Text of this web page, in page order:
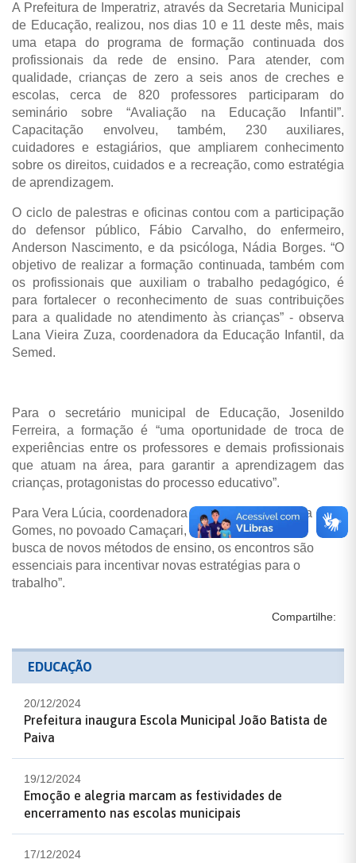
A Prefeitura de Imperatriz, através da Secretaria Municipal
de Educação, realizou, nos dias 10 e 11 deste mês, mais
uma etapa do programa de formação continuada dos
profissionais da rede de ensino. Para atender, com
qualidade, crianças de zero a seis anos de creches e
escolas, cerca de 820 professores participaram do
seminário sobre “Avaliação na Educação Infantil”.
Capacitação envolveu, também, 230 auxiliares,
cuidadores e estagiários, que ampliarem conhecimento
sobre os direitos, cuidados e a recreação, como estratégia
de aprendizagem.
O ciclo de palestras e oficinas contou com a participação
do defensor público, Fábio Carvalho, do enfermeiro,
Anderson Nascimento, e da psicóloga, Nádia Borges. “O
objetivo de realizar a formação continuada, também com
os profissionais que auxiliam o trabalho pedagógico, é
para fortalecer o reconhecimento de suas contribuições
para a qualidade no atendimento às crianças” - observa
Lana Vieira Zuza, coordenadora da Educação Infantil, da
Semed.
Para o secretário municipal de Educação, Josenildo
Ferreira, a formação é “uma oportunidade de troca de
experiências entre os professores e demais profissionais
que atuam na área, para garantir a aprendizagem das
crianças, protagonistas do processo educativo”.
Para Vera Lúcia, coordenadora da Escola Marcionília
Gomes, no povoado Camaçari, “além de incentivar a
busca de novos métodos de ensino, os encontros são
essenciais para incentivar novas estratégias para o
trabalho”.
Compartilhe:
EDUCAÇÃO
20/12/2024
Prefeitura inaugura Escola Municipal João Batista de
Paiva
19/12/2024
Emoção e alegria marcam as festividades de
encerramento nas escolas municipais
17/12/2024